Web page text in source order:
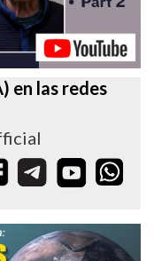
en las redes